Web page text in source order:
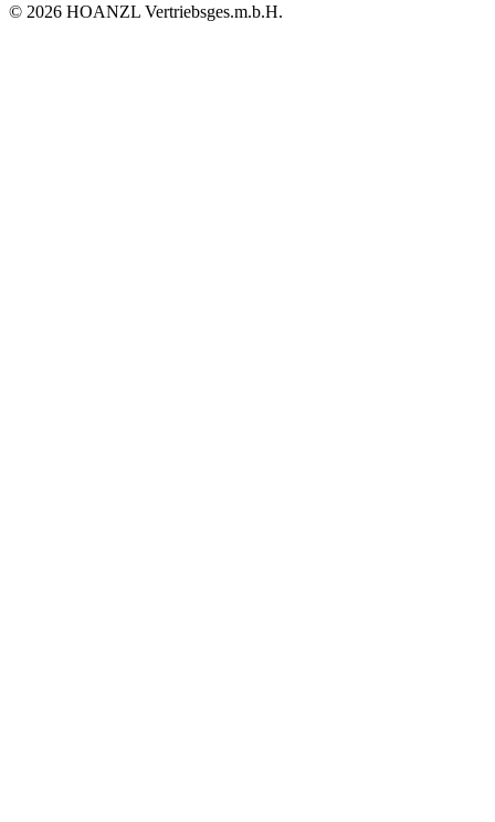
© 2026 HOANZL Vertriebsges.m.b.H.